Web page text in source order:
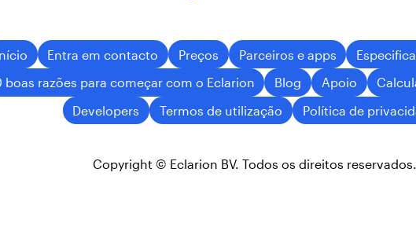
Entra em contacto Preços Parceiros e apps
boas razões para começar com o Eclarion
Blog Apoio
Developers
Termos de utilização Política de
Copyright © Eclarion BV. Todos os direitos reservados.